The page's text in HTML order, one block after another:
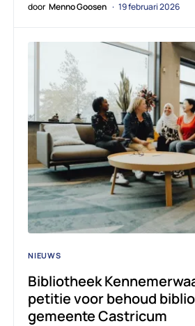
door Menno Goosen 19 februari 2026
NIEUWS
Bibliotheek
petitie voor behoud
gemeente Castricum